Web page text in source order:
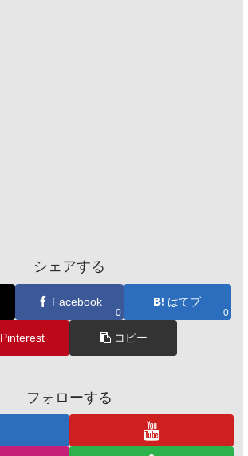
シェアする
Facebook
0
はてブ
0
Pinterest コピー
フォローする